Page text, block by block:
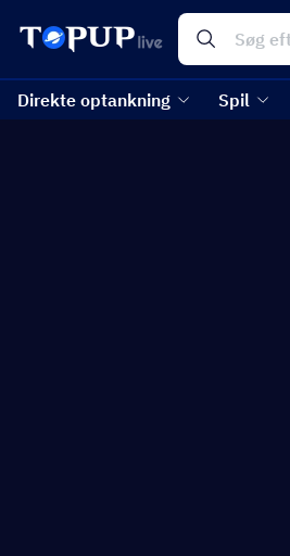
Direkte optankning Spil